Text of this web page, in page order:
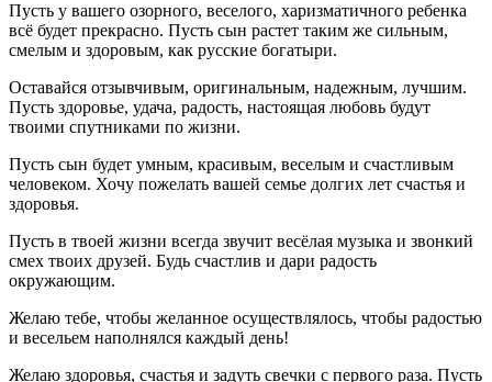
Пусть у вашего озорного, веселого, харизматичного ребенка
всё будет прекрасно. Пусть сын растет таким же сильным,
смелым и здоровым, как русские богатыри.
Оставайся отзывчивым, оригинальным, надежным, лучшим.
Пусть здоровье, удача, радость, настоящая любовь будут
твоими спутниками по жизни.
Пусть сын будет умным, красивым, веселым и счастливым
человеком. Хочу пожелать вашей семье долгих лет счастья и
здоровья.
Пусть в твоей жизни всегда звучит весёлая музыка и звонкий
смех твоих друзей. Будь счастлив и дари радость
окружающим.
Желаю тебе, чтобы желанное осуществлялось, чтобы радостью
и весельем наполнялся каждый день!
Желаю здоровья, счастья и задуть свечки с первого раза. Пусть